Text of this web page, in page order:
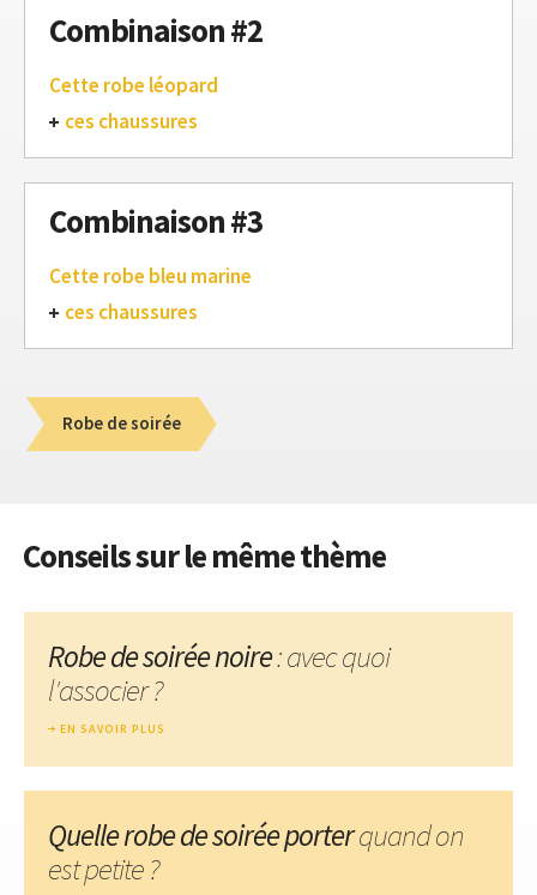
Combinaison #2
Cette robe léopard
ces chaussures
Combinaison #3
Cette robe bleu marine
ces chaussures
Robe de soirée
Conseils sur le même thème
Robe de soirée noire: avec quoi
l'associer ?
EN SAVOIR PLUS
Quelle robe de soirée porterquand on
est petite ?